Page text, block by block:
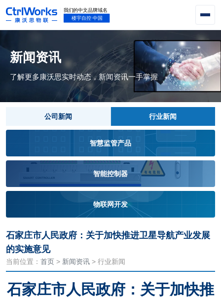
新闻资讯
了解更多康沃思实时动态，新闻资讯一手掌握
公司新闻 行业新闻
智慧监管产品
智能控制器
物联网开发
石家庄市人民政府：关于加快推进卫星导航产业发展
的实施意见
当前位置： 首页 > 新闻资讯 > 行业新闻
石家庄市人民政府：关于加快推